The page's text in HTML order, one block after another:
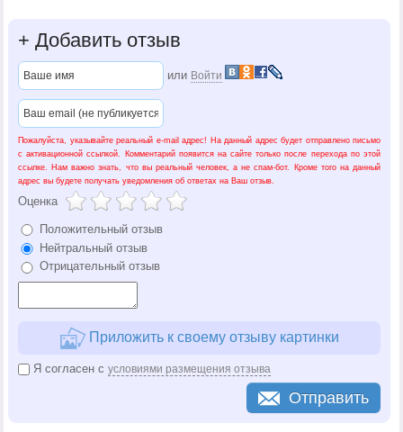
+ Добавить отзыв
или Войти
Пожалуйста, указывайте реальный e-mail адрес! На данный адрес будет отправлено письмо
с активационной ссылкой. Комментарий появится на сайте только после перехода по этой
ссылке. Нам важно знать, что вы реальный человек, а не спам-бот. Кроме того на данный
адрес вы будете получать уведомления об ответах на Ваш отзыв.
Оценка
Положительный отзыв
Нейтральный отзыв
Отрицательный отзыв
Приложить к своему отзыву картинки
Я согласен с условиями размещения отзыва
Отправить